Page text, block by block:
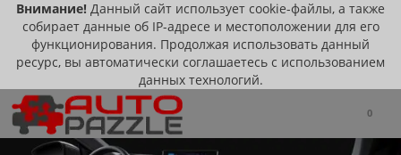
Внимание! Данный сайт использует cookie-файлы, а также
собирает данные об IP-адресе и местоположении для его
функционирования. Продолжая использовать данный
ресурс, вы автоматически соглашаетесь с использованием
данных технологий.
0